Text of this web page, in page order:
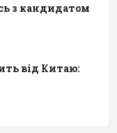
з кандидатом
від Китаю: